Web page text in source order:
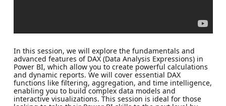
In this session, we will explore the fundamentals and
advanced features of DAX (Data Analysis Expressions) in
Power BI, which allow you to create powerful calculations
and dynamic reports. We will cover essential DAX
functions like filtering, aggregation, and time intelligence,
enabling you to build complex data models and
interactive visualizations. This session is ideal for those